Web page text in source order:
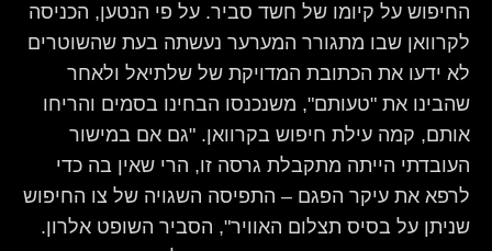
החיפוש על קיומו של חשד סביר. על פי הנטען, הכניסה
לקרוואן שבו מתגורר המערער נעשתה בעת שהשוטרים
לא ידעו את הכתובת המדויקת של שלתיאל ולאחר
שהבינו את "טעותם", משנכנסו הבחינו בסמים והריחו
אותם, קמה עילת חיפוש בקרוואן. "גם אם במישור
העובדתי הייתה מתקבלת גרסה זו, הרי שאין בה כדי
לרפא את עיקר הפגם – התפיסה השגויה של צו החיפוש
שניתן על בסיס תצלום האוויר", הסביר השופט אלרון.